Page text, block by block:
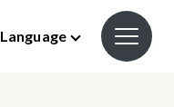
Language